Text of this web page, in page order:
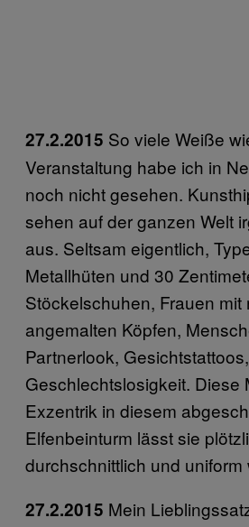
27.2.2015 So viele Weiße
Veranstaltung habe ich in
noch nicht gesehen.
sehen auf der ganzen Welt
aus. Seltsam eigentlich,
Metallhüten und 30
Stöckelschuhen, Frauen mit
angemalten Köpfen,
Partnerlook, Gesichtstattoos,
Geschlechtslosigkeit. Diese
Exzentrik in diesem
Elfenbeinturm lässt sie
durchschnittlich und uniform
27.2.2015 Mein